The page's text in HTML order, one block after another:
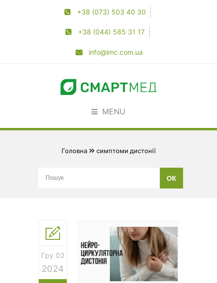
+38 (073) 503 40 30
+38 (044) 585 31 17
info@imc.com.ua
MENU
Головна симптоми дистонії
Гру 02
2024